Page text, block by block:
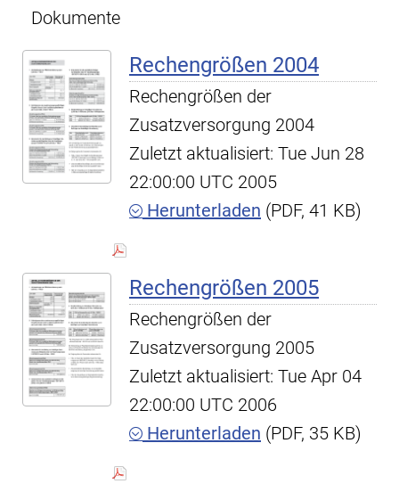
Dokumente
Rechengrößen 2004
Rechengrößen der
Zusatzversorgung 2004
Zuletzt aktualisiert: Tue Jun 28
22:00:00 UTC 2005
Herunterladen (PDF, 41 KB)
Rechengrößen 2005
Rechengrößen der
Zusatzversorgung 2005
Zuletzt aktualisiert: Tue Apr 04
22:00:00 UTC 2006
Herunterladen (PDF, 35 KB)